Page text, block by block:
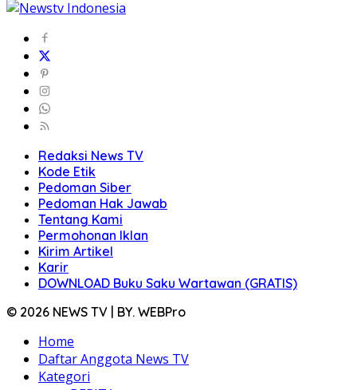
Redaksi News TV
Kode Etik
Pedoman Siber
Pedoman Hak Jawab
Tentang Kami
Permohonan Iklan
Kirim Artikel
Karir
DOWNLOAD Buku Saku Wartawan (GRATIS)
© 2026 NEWS TV | BY. WEBPro
Home
Daftar Anggota News TV
Kategori